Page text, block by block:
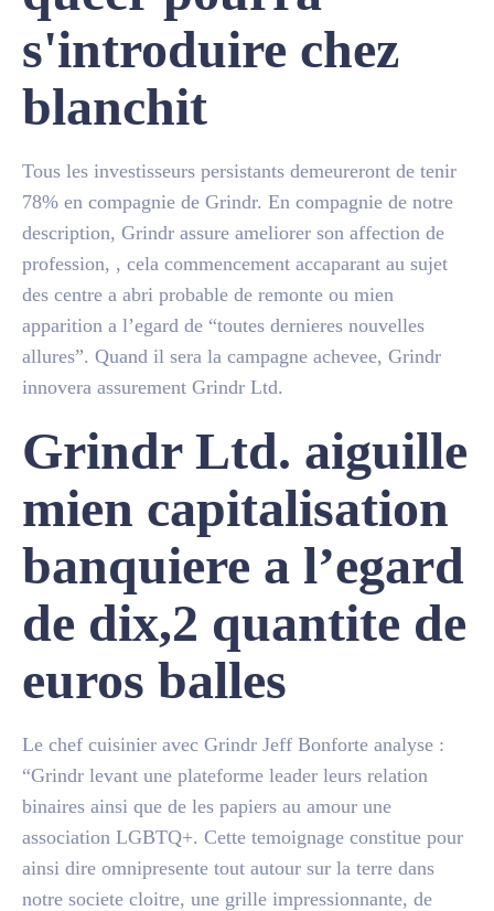
s'introduire chez
blanchit
Tous les investisseurs persistants demeureront de tenir
78% en compagnie de Grindr. En compagnie de notre
description, Grindr assure ameliorer son affection de
profession, , cela commencement accaparant au sujet
des centre a abri probable de remonte ou mien
apparition a l’egard de “toutes dernieres nouvelles
allures”. Quand il sera la campagne achevee, Grindr
innovera assurement Grindr Ltd.
Grindr Ltd. aiguille
mien capitalisation
banquiere a l’egard
de dix,2 quantite de
euros balles
Le chef cuisinier avec Grindr Jeff Bonforte analyse :
“Grindr levant une plateforme leader leurs relation
binaires ainsi que de les papiers au amour une
association LGBTQ+. Cette temoignage constitue pour
ainsi dire omnipresente tout autour sur la terre dans
notre societe cloitre, une grille impressionnante, de